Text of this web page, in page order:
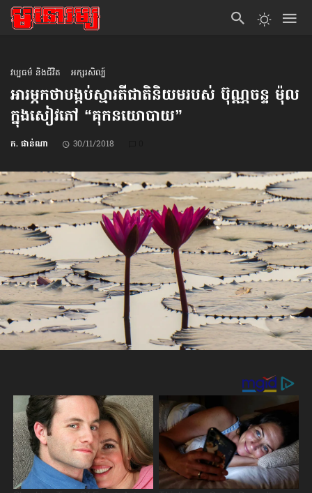
វប្បធម៌ និងជីវិត អក្សរសិល្ប៍
អារម្ភកថា​បង្កប់​ស្មារតី​ជាតិ​និយម​របស់ ប៊ុណ្ណចន្ទ ម៉ុល
ក្នុង​សៀវភៅ “គុក​នយោបាយ”
ក. ផាន់ណា 30/11/2018